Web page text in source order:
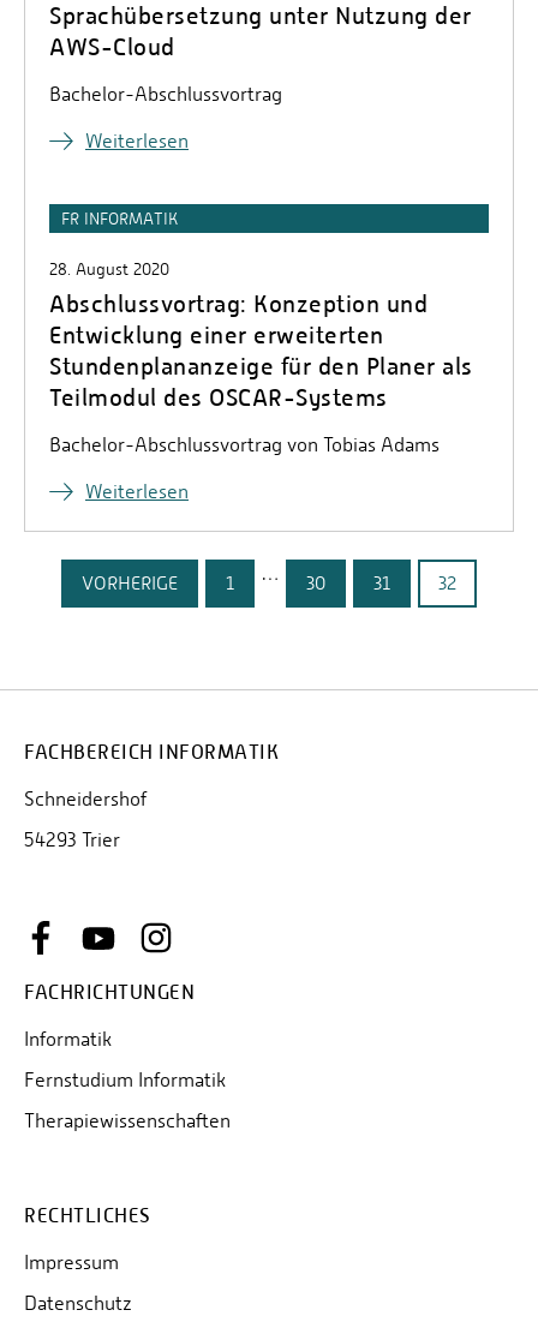
Sprachübersetzung unter Nutzung der
AWS-Cloud
Bachelor-Abschlussvortrag
Weiterlesen
FR INFORMATIK
28. August 2020
Abschlussvortrag: Konzeption und
Entwicklung einer erweiterten
Stundenplananzeige für den Planer als
Teilmodul des OSCAR-Systems
Bachelor-Abschlussvortrag von Tobias Adams
Weiterlesen
VORHERIGE 1 … 30 31 32
FACHBEREICH INFORMATIK
Schneidershof
54293 Trier
FACHRICHTUNGEN
Informatik
Fernstudium Informatik
Therapiewissenschaften
RECHTLICHES
Impressum
Datenschutz